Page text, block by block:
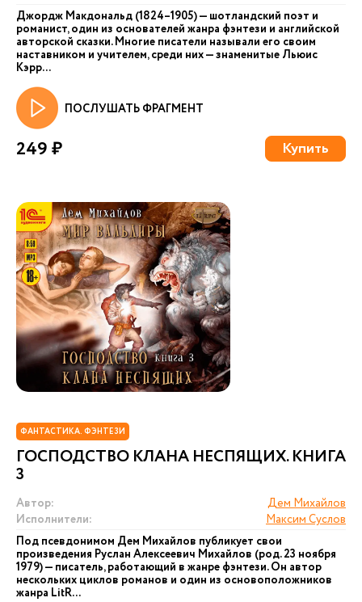
Джордж Макдональд (1824–1905) — шотландский поэт и
романист, один из основателей жанра фэнтези и английской
авторской сказки. Многие писатели называли его своим
наставником и учителем, среди них — знаменитые Льюис
Кэрр...
ПОСЛУШАТЬ ФРАГМЕНТ
249 ₽ Купить
ФАНТАСТИКА. ФЭНТЕЗИ
ГОСПОДСТВО КЛАНА НЕСПЯЩИХ. КНИГА
3
Автор:
Дем Михайлов
Исполнители:
Максим Суслов
Под псевдонимом Дем Михайлов публикует свои
произведения Руслан Алексеевич Михайлов (род. 23 ноября
1979) — писатель, работающий в жанре фэнтези. Он автор
нескольких циклов романов и один из основоположников
жанра LitR...